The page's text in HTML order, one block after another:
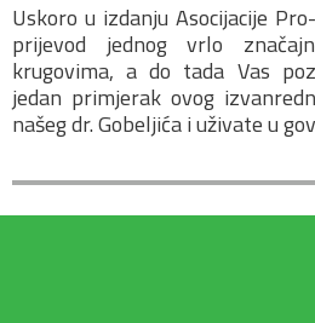
Uskoro u izdanju Asocijacije
prijevod jednog vrlo
krugovima, a do tada Vas
jedan primjerak ovog
našeg dr. Gobeljića i uživate u